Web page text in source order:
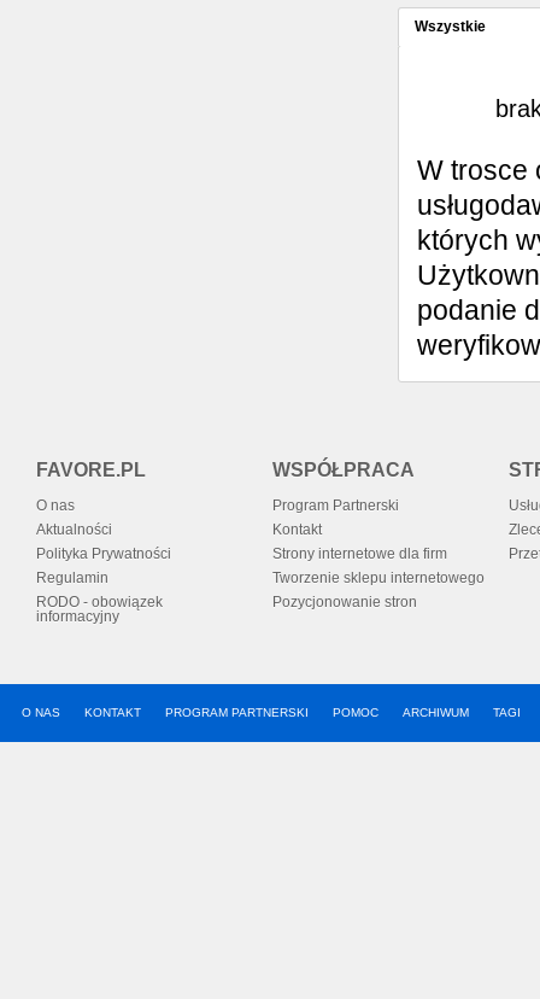
Wszystkie
W trosce
których
podanie
FAVORE.PL
O nas
Aktualności
Polityka Prywatności
Regulamin
RODO - obowiązek
informacyjny
WSPÓŁPRACA
Program Partnerski
Kontakt
Strony internetowe dla firm
Tworzenie sklepu internetowego
Pozycjonowanie stron
O NAS KONTAKT PROGRAM PARTNERSKI POMOC ARCHIWUM TAGI